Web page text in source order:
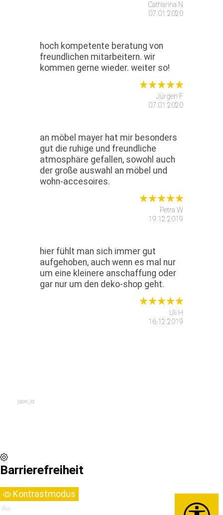
Catharina N
07.01.2020
hoch kompetente beratung von
freundlichen mitarbeitern. wir
kommen gerne wieder. weiter so!
Jürgen F
07.01.2020
an möbel mayer hat mir besonders
gut die ruhige und freundliche
atmosphäre gefallen, sowohl auch
der große auswahl an möbel und
wohn-accesoires.
Petra W
19.12.2019
hier fühlt man sich immer gut
aufgehoben, auch wenn es mal nur
um eine kleinere anschaffung oder
gar nur um den deko-shop geht.
Uli H
16.12.2019
json_ld
Barrierefreiheit
Kontrastmodus